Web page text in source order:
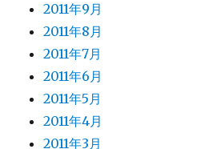
2011年9月
2011年8月
2011年7月
2011年6月
2011年5月
2011年4月
2011年3月